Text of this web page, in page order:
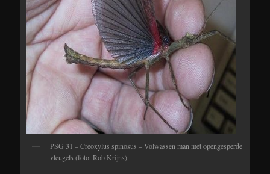
PSG 31 – Creoxylus spinosus – Volwassen man met opengesperde
vleugels (foto: Rob Krijns)